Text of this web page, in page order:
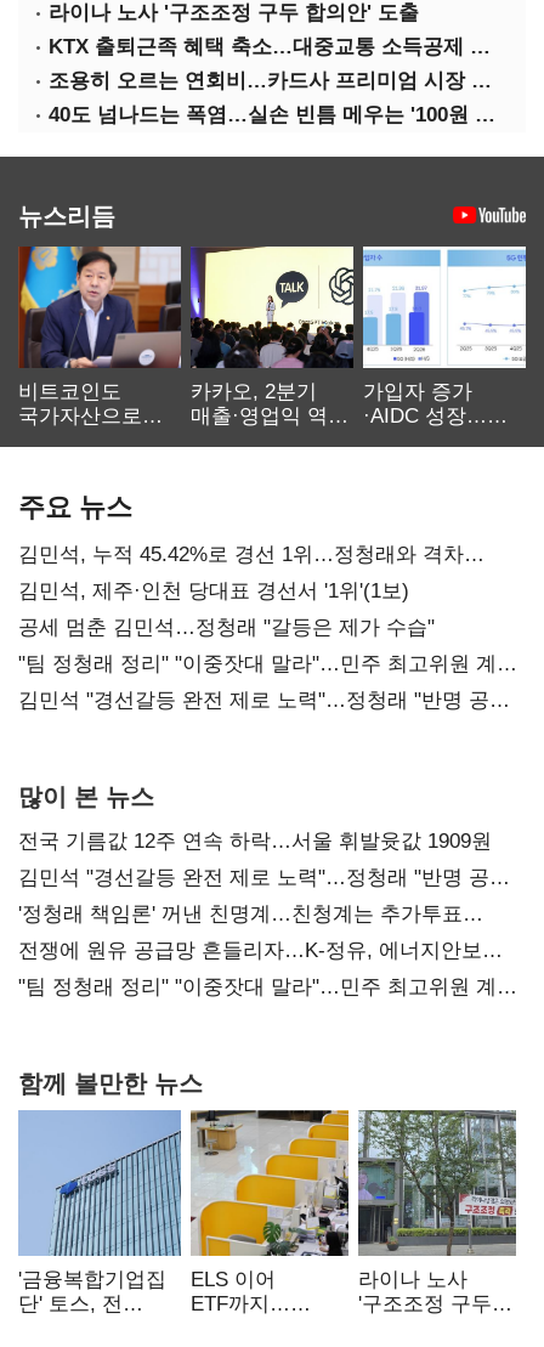
라이나 노사 '구조조정 구두 합의안' 도출
KTX 출퇴근족 혜택 축소…대중교통 소득공제 개편
조용히 오르는 연회비…카드사 프리미엄 시장 정조준
40도 넘나드는 폭염…실손 빈틈 메우는 '100원 미니보험'
뉴스리듬
비트코인도
국가자산으로…'
카카오, 2분기
매출·영업익 역대
가입자 증가
·AIDC 성장…
주요 뉴스
김민석, 누적 45.42%로 경선 1위…정청래와 격차
0.86%p(2보)
김민석, 제주·인천 당대표 경선서 '1위'(1보)
공세 멈춘 김민석…정청래 "갈등은 제가 수습"
"팀 정청래 정리" "이중잣대 말라"…민주 최고위원 계파
다툼 격화
김민석 "경선갈등 완전 제로 노력"…정청래 "반명 공세
많이 본 뉴스
전국 기름값 12주 연속 하락…서울 휘발윳값 1909원
김민석 "경선갈등 완전 제로 노력"…정청래 "반명 공세
사과부터"
'정청래 책임론' 꺼낸 친명계…친청계는 추가투표
때리기
전쟁에 원유 공급망 흔들리자…K-정유, 에너지안보
핵심으로 재부상
"팀 정청래 정리" "이중잣대 말라"…민주 최고위원 계파
함께 볼만한 뉴스
'금융복합기업집
단' 토스, 전
ELS 이어
ETF까지…
라이나 노사
'구조조정 구두